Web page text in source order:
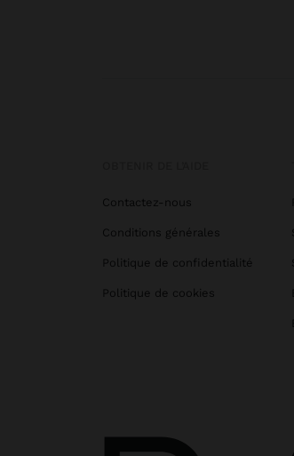
Contactez-nous
Conditions générales
Politique de confidentialité
Politique de cookies